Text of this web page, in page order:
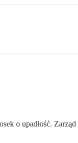
o upadłość.